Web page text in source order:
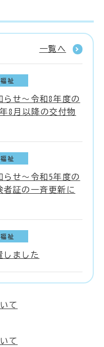
一覧へ
祉
せ～令和8年度の
8月以降の交付物
祉
せ～令和5年度の
証の一斉更新に
祉
しました
て
て